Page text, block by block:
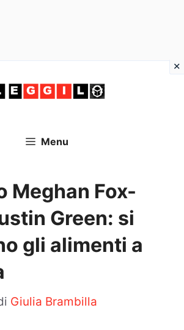
Menu
Meghan Fox-
Green: si
gli alimenti a
Giulia Brambilla